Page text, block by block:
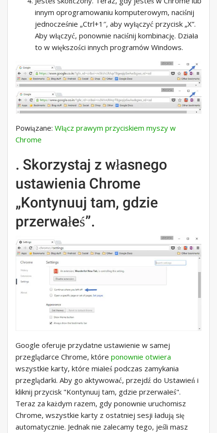
innym oprogramowaniu komputerowym, naciśnij
jednocześnie „Ctrl+1″, aby wyłączyć przycisk „X”.
Aby włączyć, ponownie naciśnij kombinację. Działa
to w większości innych programów Windows.
Powiązane: Włącz prawym przyciskiem myszy w
Chrome
. Skorzystaj z własnego
ustawienia Chrome
„Kontynuuj tam, gdzie
przerwałeś”.
Google oferuje przydatne ustawienie w samej
przeglądarce Chrome, które ponownie otwiera
wszystkie karty, które miałeś podczas zamykania
przeglądarki. Aby go aktywować, przejdź do Ustawień i
kliknij przycisk "Kontynuuj tam, gdzie przerwałeś".
Teraz za każdym razem, gdy ponownie uruchomisz
Chrome, wszystkie karty z ostatniej sesji ładują się
automatycznie. Jednak nie zalecamy tego, jeśli masz